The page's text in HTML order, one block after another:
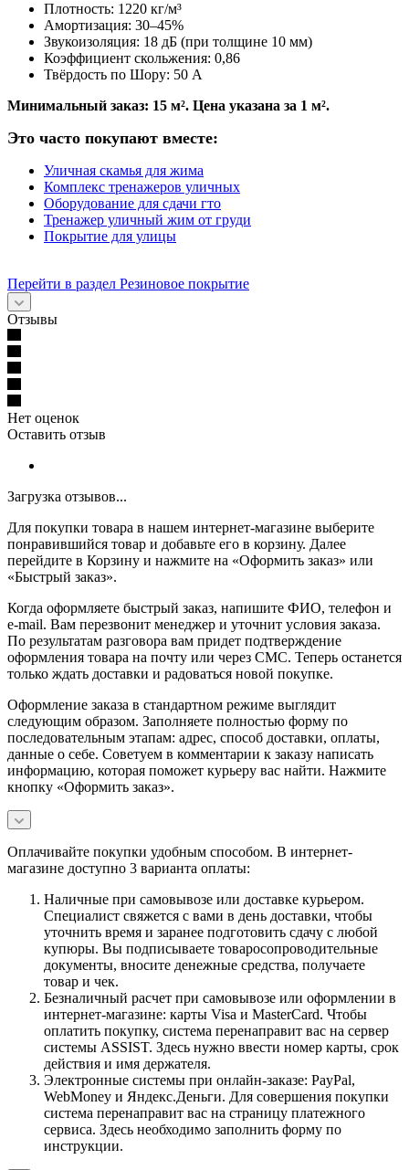
Плотность: 1220 кг/м³
Амортизация: 30–45%
Звукоизоляция: 18 дБ (при толщине 10 мм)
Коэффициент скольжения: 0,86
Твёрдость по Шору: 50 A
Минимальный заказ: 15 м². Цена указана за 1 м².
Это часто покупают вместе:
Уличная скамья для жима
Комплекс тренажеров уличных
Оборудование для сдачи гто
Тренажер уличный жим от груди
Покрытие для улицы
Перейти в раздел Резиновое покрытие
Отзывы
Нет оценок
Оставить отзыв
Загрузка отзывов...
Для покупки товара в нашем интернет-магазине выберите
понравившийся товар и добавьте его в корзину. Далее
перейдите в Корзину и нажмите на «Оформить заказ» или
«Быстрый заказ».
Когда оформляете быстрый заказ, напишите ФИО, телефон и
e-mail. Вам перезвонит менеджер и уточнит условия заказа.
По результатам разговора вам придет подтверждение
оформления товара на почту или через СМС. Теперь останется
только ждать доставки и радоваться новой покупке.
Оформление заказа в стандартном режиме выглядит
следующим образом. Заполняете полностью форму по
последовательным этапам: адрес, способ доставки, оплаты,
данные о себе. Советуем в комментарии к заказу написать
информацию, которая поможет курьеру вас найти. Нажмите
кнопку «Оформить заказ».
Оплачивайте покупки удобным способом. В интернет-
магазине доступно 3 варианта оплаты:
Наличные при самовывозе или доставке курьером.
Специалист свяжется с вами в день доставки, чтобы
уточнить время и заранее подготовить сдачу с любой
купюры. Вы подписываете товаросопроводительные
документы, вносите денежные средства, получаете
товар и чек.
Безналичный расчет при самовывозе или оформлении в
интернет-магазине: карты Visa и MasterCard. Чтобы
оплатить покупку, система перенаправит вас на сервер
системы ASSIST. Здесь нужно ввести номер карты, срок
действия и имя держателя.
Электронные системы при онлайн-заказе: PayPal,
WebMoney и Яндекс.Деньги. Для совершения покупки
система перенаправит вас на страницу платежного
сервиса. Здесь необходимо заполнить форму по
инструкции.